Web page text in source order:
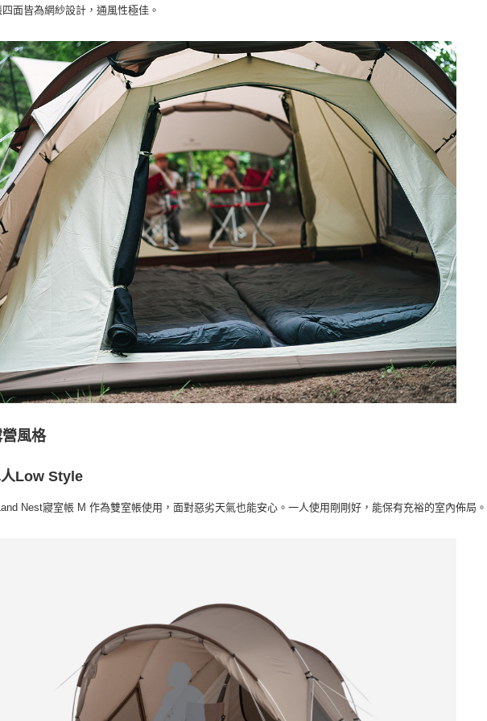
四面皆為網紗設計，通風性極佳。
風格
Low Style
Nest寢室帳 M 作為雙室帳使用，面對惡劣天氣也能安心。一人使用剛剛好，能保有充裕的室內佈局。